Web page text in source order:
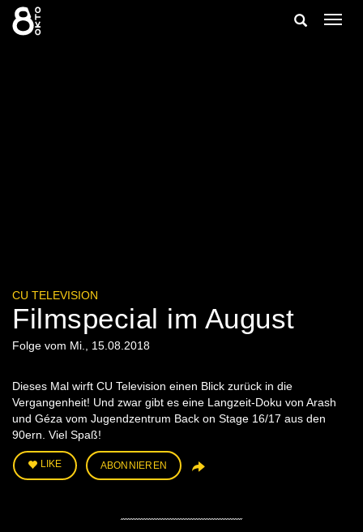
Zum
Inhalt
springen
Suche
CU TELEVISION
Filmspecial im August
Folge vom Mi., 15.08.2018
Dieses Mal wirft CU Television einen Blick zurück in die
Vergangenheit! Und zwar gibt es eine Langzeit-Doku von Arash
und Géza vom Jugendzentrum Back on Stage 16/17 aus den
90ern. Viel Spaß!
LIKE ABONNIEREN